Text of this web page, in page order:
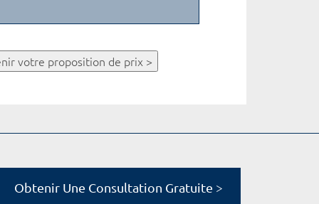
votre proposition de prix >
Obtenir Une Consultation Gratuite >